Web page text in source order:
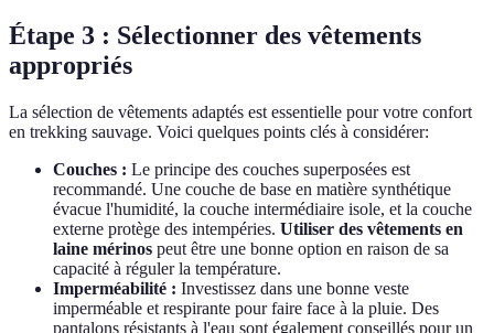
Étape 3 : Sélectionner des vêtements
appropriés
La sélection de vêtements adaptés est essentielle pour votre confort
en trekking sauvage. Voici quelques points clés à considérer:
Couches : Le principe des couches superposées est
recommandé. Une couche de base en matière synthétique
évacue l'humidité, la couche intermédiaire isole, et la couche
externe protège des intempéries. Utiliser des vêtements en
laine mérinos peut être une bonne option en raison de sa
capacité à réguler la température.
Imperméabilité : Investissez dans une bonne veste
imperméable et respirante pour faire face à la pluie. Des
pantalons résistants à l'eau sont également conseillés pour un